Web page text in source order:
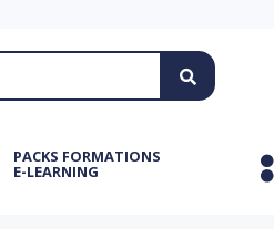
PACKS FORMATIONS
E-LEARNING